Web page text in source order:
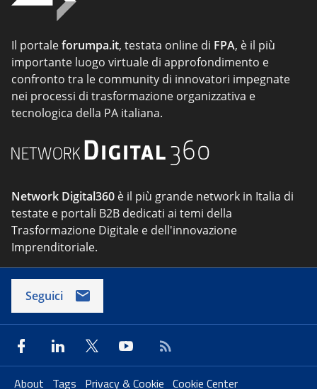
Il portaleforumpa.it, testata online di FPA, è il più
importante luogo virtuale di approfondimento e
confronto tra le community di innovatori impegnate
nei processi di trasformazione organizzativa e
tecnologica della PA italiana.
Network Digital360 è il più grande network in Italia di
testate e portali B2B dedicati ai temi della
Trasformazione Digitale e dell'innovazione
Imprenditoriale.
Seguici
About Tags Privacy & Cookie Cookie Center